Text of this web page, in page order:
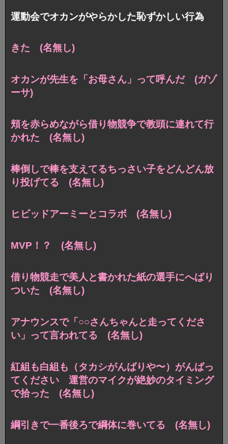
運動会でオカンがやらかした恥ずかしい行為
きた (名無し)
オカンが先生を「お母さん」って呼んだ (ガゾ
ーサ)
頬を赤らめながら借り物競争で教頭に連れて行
かれた (名無し)
棒倒しで棒を支えてるちっさい子をどんどん放
り投げてる (名無し)
ヒビッドアーミーとコラボ (名無し)
MVP！？ (名無し)
借り物競走で美人と書かれた紙の選手にへばり
ついた (名無し)
アナウンスで「○○さんちゃんと走ってくださ
い」って言われてる (名無し)
紅組も白組も（タカシがんばりや〜）がんばっ
てください 運営のマイクが絶妙のタイミング
で拾った (名無し)
綱引きで一番後ろで綱体に巻いてる (名無し)